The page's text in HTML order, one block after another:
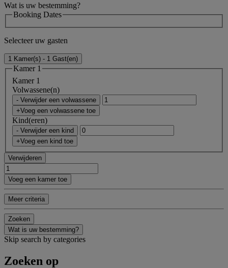
Wat is uw bestemming?
Booking Dates
Selecteer uw gasten
1 Kamer(s) - 1 Gast(en)
Kamer 1
Kamer 1
Volwassene(n)
- Verwijder een volwassene
+Voeg een volwassene toe
Kind(eren)
- Verwijder een kind
+Voeg een kind toe
Verwijderen
Voeg een kamer toe
Meer criteria
Zoeken
Wat is uw bestemming?
Skip search by categories
Zoeken op